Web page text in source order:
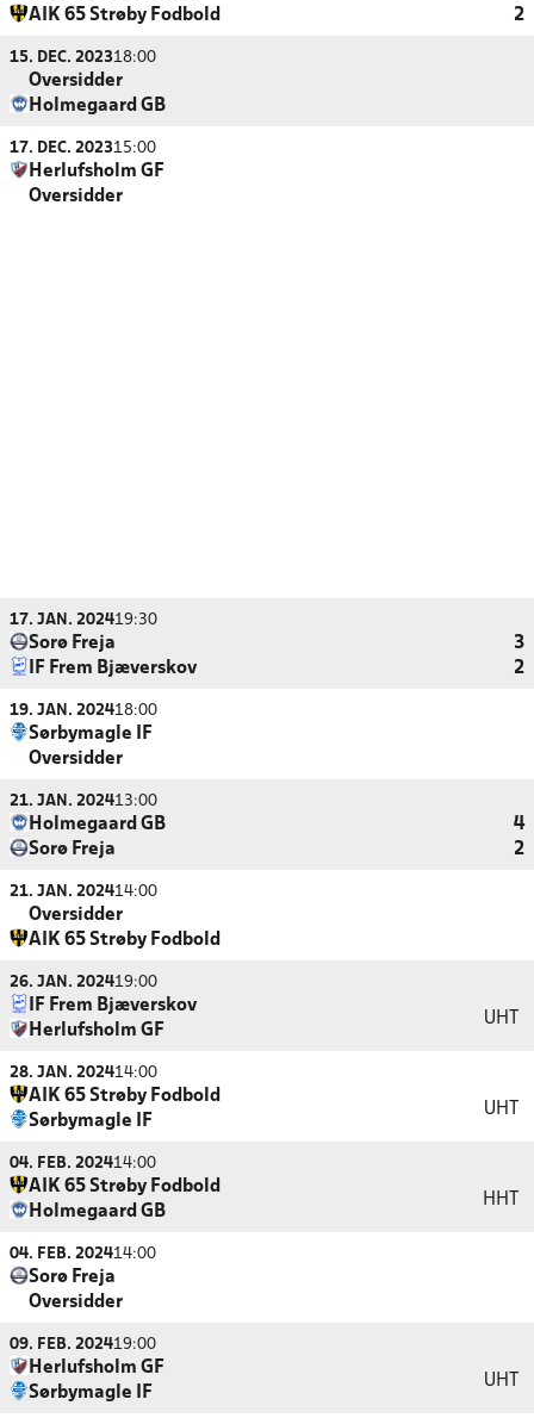
AIK 65 Strøby Fodbold
2
15. DEC. 202318:00
Oversidder
Holmegaard GB
17. DEC. 202315:00
Herlufsholm GF
Oversidder
17. JAN. 202419:30
Sorø Freja
3
IF Frem Bjæverskov
2
19. JAN. 202418:00
Sørbymagle IF
Oversidder
21. JAN. 202413:00
Holmegaard GB
4
Sorø Freja
2
21. JAN. 202414:00
Oversidder
AIK 65 Strøby Fodbold
26. JAN. 202419:00
IF Frem Bjæverskov
Herlufsholm GF
UHT
28. JAN. 202414:00
AIK 65 Strøby Fodbold
Sørbymagle IF
UHT
04. FEB. 202414:00
AIK 65 Strøby Fodbold
Holmegaard GB
HHT
04. FEB. 202414:00
Sorø Freja
Oversidder
09. FEB. 202419:00
Herlufsholm GF
Sørbymagle IF
UHT